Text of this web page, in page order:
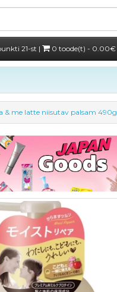
21-st | 0 toode(t) - 0.00€
& me latte niisutav palsam 490g